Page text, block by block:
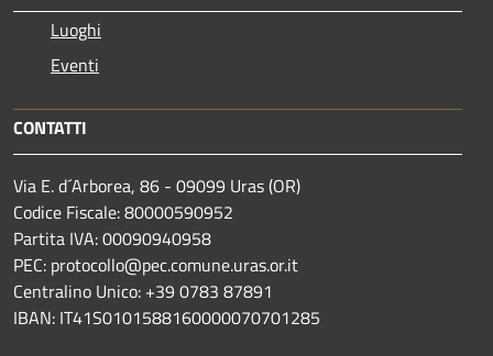
Luoghi
Eventi
CONTATTI
Via E. d´Arborea, 86 - 09099 Uras (OR)
Codice Fiscale: 80000590952
Partita IVA: 00090940958
PEC: protocollo@pec.comune.uras.or.it
Centralino Unico: +39 0783 87891
IBAN: IT41S0101588160000070701285